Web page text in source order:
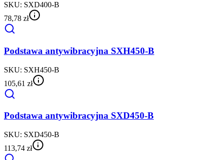
SKU: SXD400-B
78,78 zł
Podstawa antywibracyjna SXH450-B
SKU: SXH450-B
105,61 zł
Podstawa antywibracyjna SXD450-B
SKU: SXD450-B
113,74 zł